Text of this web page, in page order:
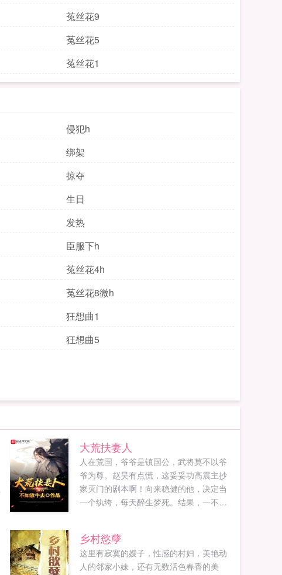
菟丝花9
菟丝花5
菟丝花1
侵犯h
绑架
掠夺
生日
发热
臣服下h
菟丝花4h
菟丝花8微h
狂想曲1
狂想曲5
大荒扶妻人
人在荒国，爷爷是镇国公，武将莫不以爷
爷为尊。赵昊有点慌，这妥妥功高震主抄
家灭门的剧本啊！向来稳健的他，决定当
一个纨绔，每天醉生梦死。结果，一不小
乡村慾孽
这里有寂寞的嫂子，性感的村妇，美艳动
人的邻家小妹，还有无数活色春香的美